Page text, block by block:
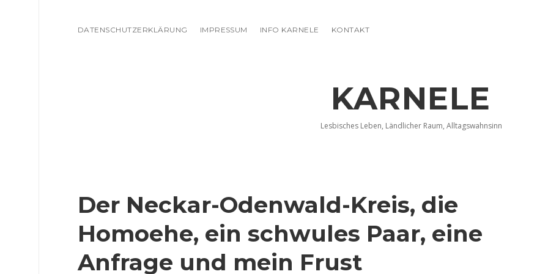
DATENSCHUTZERKLÄRUNG IMPRESSUM INFO KARNELE KONTAKT
KARNELE
Lesbisches Leben, Ländlicher Raum, Alltagswahnsinn
Der Neckar-Odenwald-Kreis, die
Homoehe, ein schwules Paar, eine
Anfrage und mein Frust